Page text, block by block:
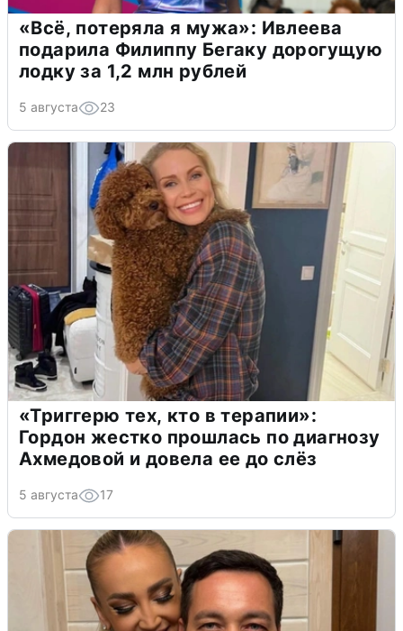
«Всё, потеряла я мужа»: Ивлеева
подарила Филиппу Бегаку дорогущую
лодку за 1,2 млн рублей
5 августа 23
«Триггерю тех, кто в терапии»:
Гордон жестко прошлась по диагнозу
Ахмедовой и довела ее до слёз
5 августа 17